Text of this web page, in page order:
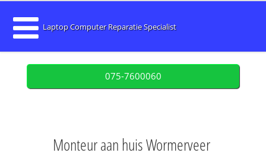
Laptop Computer Reparatie Specialist
075-7600060
Monteur aan huis Wormerveer